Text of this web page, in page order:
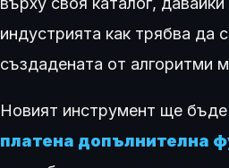
индустрията как трябва да
създадената от алгоритми
Новият инструмент ще бъде
платена допълнителна